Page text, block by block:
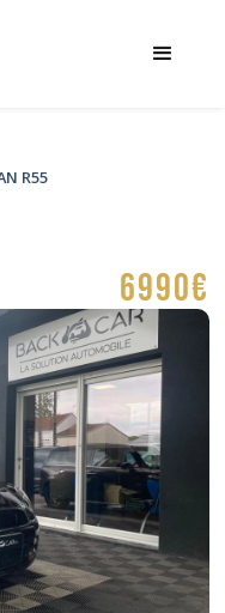
R55
6990€